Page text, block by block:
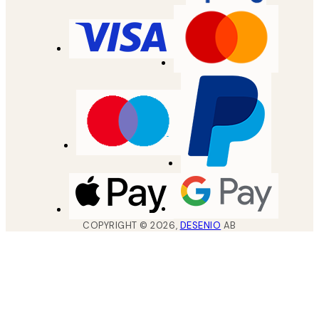
COPYRIGHT ©2026, DESENIO AB